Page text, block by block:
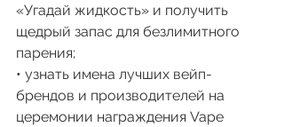
«Угадай жидкость» и получить
щедрый запас для безлимитного
парения;
• узнать имена лучших вейп-
брендов и производителей на
церемонии награждения Vape